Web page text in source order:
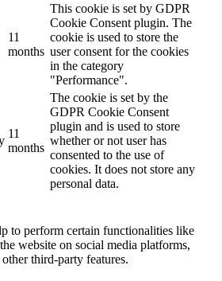
11
months
This cookie is set by GDPR
Cookie Consent plugin. The
cookie is used to store the
user consent for the cookies
in the category
"Performance".
11
months
The cookie is set by the
GDPR Cookie Consent
plugin and is used to store
whether or not user has
consented to the use of
cookies. It does not store any
personal data.
to perform certain functionalities like
website on social media platforms,
third-party features.